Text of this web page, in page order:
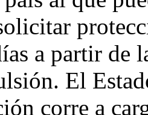
a partir de
El
corre a